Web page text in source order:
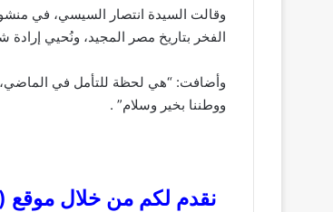
الفخر بتاريخ مصر المجيد، ونُحيي
وأضافت: “هي لحظة للتأمل في الماضي،
ووطننا بخير وسلام” .
نقدم لكم من خلال موقع (